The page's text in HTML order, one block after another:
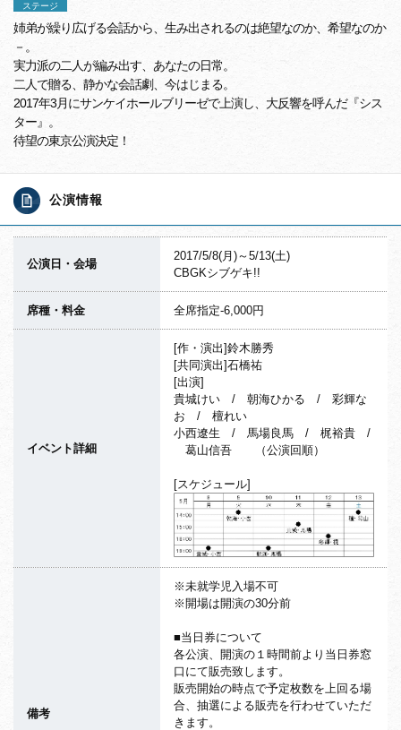
ステージ
姉弟が繰り広げる会話から、生み出されるのは絶望なのか、希望なのか
－。
実力派の二人が編み出す、あなたの日常。
二人で贈る、静かな会話劇、今はじまる。
2017年3月にサンケイホールブリーゼで上演し、大反響を呼んだ『シス
ター』。
待望の東京公演決定！
公演情報
公演日・会場
2017/5/8(月)～5/13(土)
CBGKシブゲキ!!
席種・料金 全席指定-6,000円
イベント詳細
[作・演出]鈴木勝秀
[共同演出]石橋祐
[出演]
貴城けい / 朝海ひかる / 彩輝な
お / 檀れい
小西遼生 / 馬場良馬 / 梶裕貴 /
葛山信吾 （公演回順）
[スケジュール]
備考
※未就学児入場不可
※開場は開演の30分前
■当日券について
各公演、開演の１時間前より当日券窓
口にて販売致します。
販売開始の時点で予定枚数を上回る場
合、抽選による販売を行わせていただ
きます。